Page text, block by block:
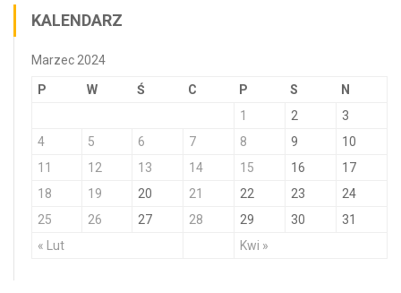
KALENDARZ
Marzec 2024
P W Ś C P S N
« Lut Kwi »
1 2
3
4
5 6 7 8 9
10
11
12 13 14 15 16
17
18
19 20 21 22 23
24
25
26 27 28 29 30 31